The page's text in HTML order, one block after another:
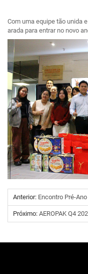
Com uma equipe tão unida
arada para entrar no novo
Anterior: Encontro Pré-Ano Novo
Próximo: AEROPAK Q4